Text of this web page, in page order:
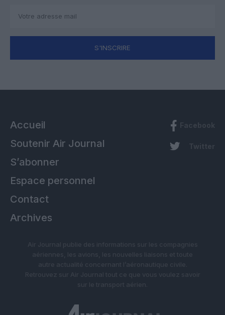
S'INSCRIRE
Accueil
Soutenir Air Journal
S’abonner
Espace personnel
Contact
Archives